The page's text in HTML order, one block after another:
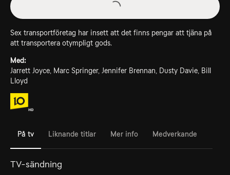
Sex transportföretag har insett att det finns pengar att tjäna på
att transportera otympligt gods.
Med:
Jarrett Joyce, Marc Springer, Jennifer Brennan, Dusty Davie, Bill
Lloyd
På tv Liknande titlar Mer info Medverkande
TV-sändning